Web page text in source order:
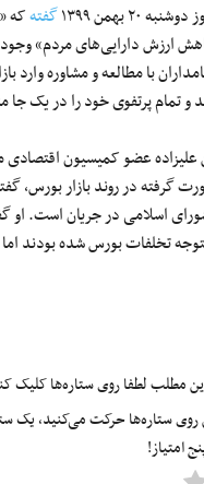
۲۰ بهمن ۱۳۹۹
گفتهکه
ارزش دارایی‌های مردم» وجود
با مطالعه و مشاوره وارد
و تمام پرتفوی خود را در یک جا
عضو کمیسیون
گرفته در روند بازار بورس،
اسلامی در جریان است. او
تخلفات بورس شده بودند
این مطلب لطفا روی ستاره‌ها کلیک
ستاره‌ها حرکت می‌کنید، یک
امتیاز!